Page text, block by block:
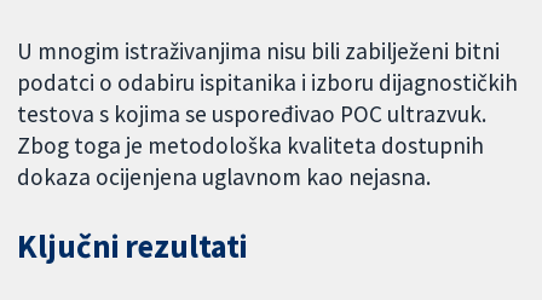
U mnogim istraživanjima nisu bili zabilježeni bitni
podatci o odabiru ispitanika i izboru dijagnostičkih
testova s kojima se uspoređivao POC ultrazvuk.
Zbog toga je metodološka kvaliteta dostupnih
dokaza ocijenjena uglavnom kao nejasna.
Ključni rezultati